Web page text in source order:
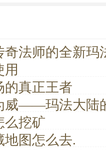
法师的全新玛
的真正王者
威——玛法大陆
么挖矿
图怎么去.